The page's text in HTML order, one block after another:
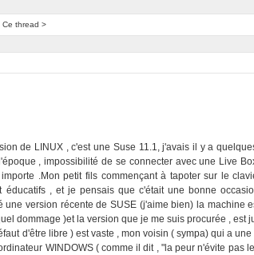
thread >
de LINUX , c'est une Suse 11.1, j'avais il y a
, impossibilité de se connecter avec une Live
.Mon petit fils commençant à tapoter sur le
, et je pensais que c'était une bonne
version récente de SUSE (j'aime bien) la machine
dommage )et la version que je me suis procurée , est
d'être libre ) est vaste , mon voisin ( sympa) qui a
WINDOWS ( comme il dit , "la peur n'évite pas